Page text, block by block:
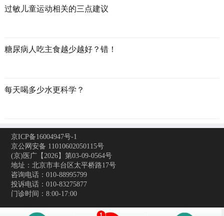
过敏儿童运动相关的三点建议
糖尿病人吃主食越少越好？错！
每天喝多少水更科学？
京ICP备16004947号-1
京公网安备 11010602050115号
(京)医广【2026】第03-09-0564号
地址：北京市丰台区太平桥路17号
咨询电话：010-88995799
投诉电话：010-83275877
门诊时间：8:00-17:00